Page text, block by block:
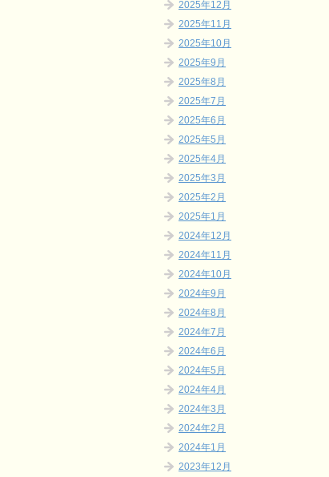
2025年12月
2025年11月
2025年10月
2025年9月
2025年8月
2025年7月
2025年6月
2025年5月
2025年4月
2025年3月
2025年2月
2025年1月
2024年12月
2024年11月
2024年10月
2024年9月
2024年8月
2024年7月
2024年6月
2024年5月
2024年4月
2024年3月
2024年2月
2024年1月
2023年12月